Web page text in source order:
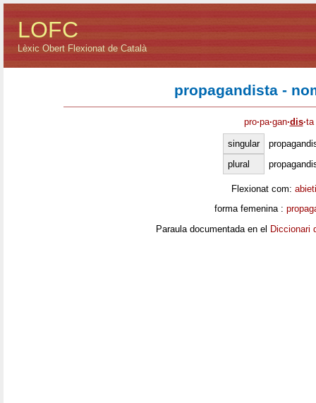
LOFC
Lèxic Obert Flexionat de Català
propagandista -
pro·pa·gan·dis·ta
singular
plural
Flexionat com:
forma femenina :
Paraula documentada en el Diccionari